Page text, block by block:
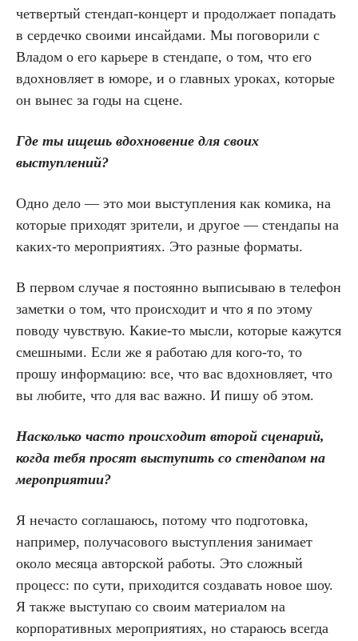
четвертый стендап-концерт и продолжает попадать
в сердечко своими инсайдами. Мы поговорили с
Владом о его карьере в стендапе, о том, что его
вдохновляет в юморе, и о главных уроках, которые
он вынес за годы на сцене.
Где ты ищешь вдохновение для своих
выступлений?
Одно дело — это мои выступления как комика, на
которые приходят зрители, и другое — стендапы на
каких-то мероприятиях. Это разные форматы.
В первом случае я постоянно выписываю в телефон
заметки о том, что происходит и что я по этому
поводу чувствую. Какие-то мысли, которые кажутся
смешными. Если же я работаю для кого-то, то
прошу информацию: все, что вас вдохновляет, что
вы любите, что для вас важно. И пишу об этом.
Насколько часто происходит второй сценарий,
когда тебя просят выступить со стендапом на
мероприятии?
Я нечасто соглашаюсь, потому что подготовка,
например, получасового выступления занимает
около месяца авторской работы. Это сложный
процесс: по сути, приходится создавать новое шоу.
Я также выступаю со своим материалом на
корпоративных мероприятиях, но стараюсь всегда